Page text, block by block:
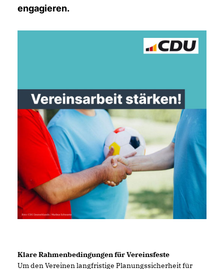
engagieren.
Klare Rahmenbedingungen für Vereinsfeste
Um den Vereinen langfristige Planungssicherheit für